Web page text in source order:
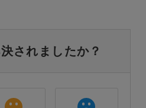
されましたか？